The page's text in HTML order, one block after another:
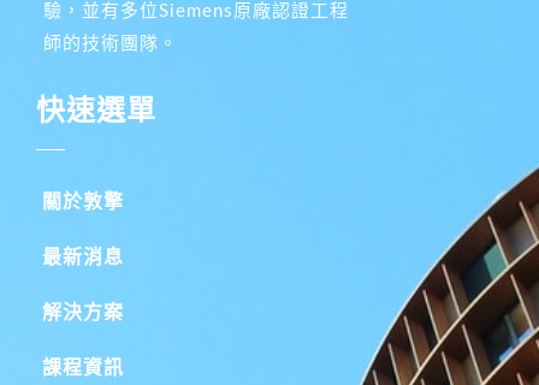
驗，並有多位Siemens原廠認證工程
師的技術團隊。
快速選單
關於敦擎
最新消息
解決方案
課程資訊